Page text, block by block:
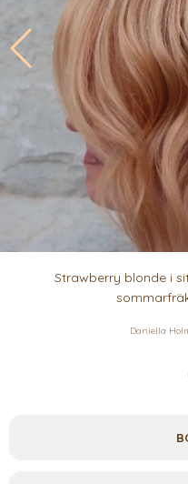
Strawberry blonde i
Daniella